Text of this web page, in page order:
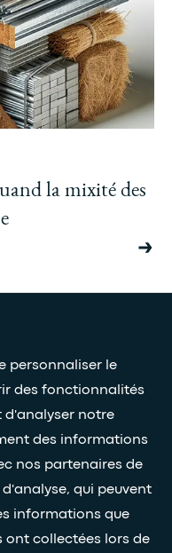
personnaliser le
des fonctionnalités
d'analyser notre
des informations
nos partenaires de
qui peuvent
informations que
ont collectées lors de
la mixité des